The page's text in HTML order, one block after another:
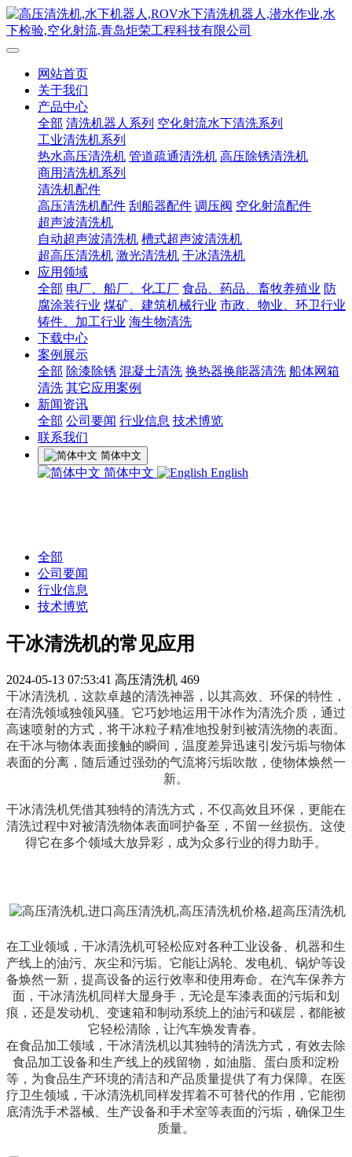
网站首页
关于我们
产品中心
全部 清洗机器人系列 空化射流水下清洗系列
工业清洗机系列
热水高压清洗机 管道疏通清洗机 高压除锈清洗机
商用清洗机系列
清洗机配件
高压清洗机配件 刮船器配件 调压阀 空化射流配件
超声波清洗机
自动超声波清洗机 槽式超声波清洗机
超高压清洗机 激光清洗机 干冰清洗机
应用领域
全部 电厂、船厂、化工厂 食品、药品、畜牧养殖业 防
腐涂装行业 煤矿、建筑机械行业 市政、物业、环卫行业
铸件、加工行业 海生物清洗
下载中心
案例展示
全部 除漆除锈 混凝土清洗 换热器换能器清洗 船体网箱
清洗 其它应用案例
新闻资讯
全部 公司要闻 行业信息 技术博览
联系我们
简体中文
简体中文 English
全部
公司要闻
行业信息
技术博览
干冰清洗机的常见应用
2024-05-13 07:53:41 高压清洗机 469
干冰清洗机，这款卓越的清洗神器，以其高效、环保的特性，
在清洗领域独领风骚。它巧妙地运用干冰作为清洗介质，通过
高速喷射的方式，将干冰粒子精准地投射到被清洗物的表面。
在干冰与物体表面接触的瞬间，温度差异迅速引发污垢与物体
表面的分离，随后通过强劲的气流将污垢吹散，使物体焕然一
新。
干冰清洗机凭借其独特的清洗方式，不仅高效且环保，更能在
清洗过程中对被清洗物体表面呵护备至，不留一丝损伤。这使
得它在多个领域大放异彩，成为众多行业的得力助手。
在工业领域，干冰清洗机可轻松应对各种工业设备、机器和生
产线上的油污、灰尘和污垢。它能让涡轮、发电机、锅炉等设
备焕然一新，提高设备的运行效率和使用寿命。在汽车保养方
面，干冰清洗机同样大显身手，无论是车漆表面的污垢和划
痕，还是发动机、变速箱和制动系统上的油污和碳层，都能被
它轻松清除，让汽车焕发青春。
在食品加工领域，干冰清洗机以其独特的清洗方式，有效去除
食品加工设备和生产线上的残留物，如油脂、蛋白质和淀粉
等，为食品生产环境的清洁和产品质量提供了有力保障。在医
疗卫生领域，干冰清洗机同样发挥着不可替代的作用，它能彻
底清洗手术器械、生产设备和手术室等表面的污垢，确保卫生
质量。